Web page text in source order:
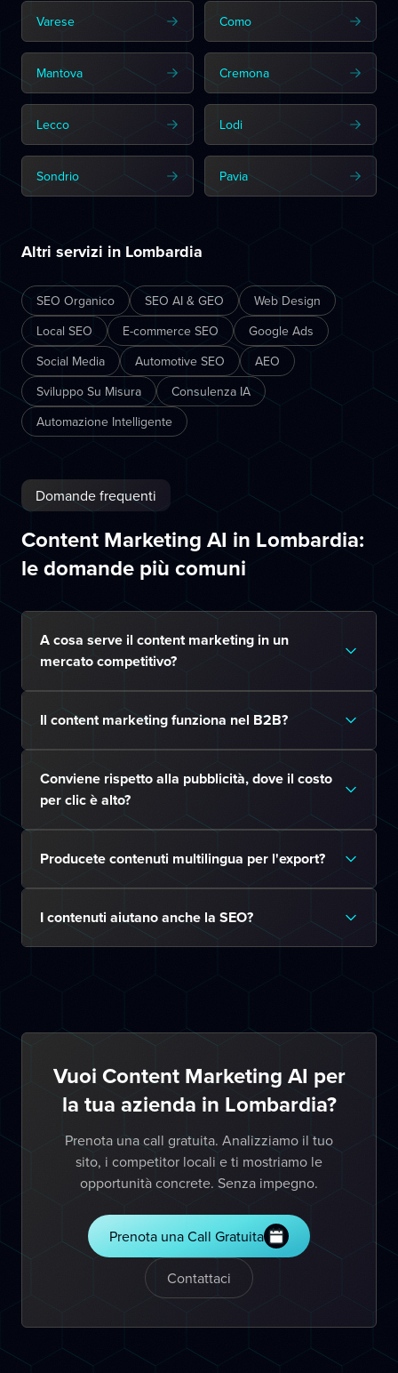
Varese Como
Mantova Cremona
Lecco Lodi
Sondrio Pavia
Altri servizi in Lombardia
SEO Organico SEO AI & GEO
Web Design
Local SEO
E-commerce SEO
Google Ads
Social Media
Automotive SEO
AEO
Sviluppo Su Misura
Consulenza IA
Automazione Intelligente
Domande frequenti
Content Marketing AI in Lombardia:
le domande più comuni
A cosa serve il content marketing in un
mercato competitivo?
Il content marketing funziona nel B2B?
Conviene rispetto alla pubblicità, dove il costo
per clic è alto?
Producete contenuti multilingua per l'export?
I contenuti aiutano anche la SEO?
Vuoi Content Marketing AI per
la tua azienda in Lombardia?
Prenota una call gratuita. Analizziamo il tuo
sito, i competitor locali e ti mostriamo le
opportunità concrete. Senza impegno.
Prenota una Call Gratuita
Contattaci